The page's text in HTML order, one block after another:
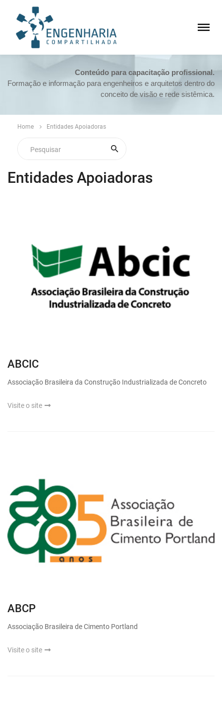
Conteúdo para capacitação profissional.
Formação e informação para engenheiros e arquitetos dentro do
conceito de visão e rede sistêmica.
Home Entidades Apoiadoras
Entidades Apoiadoras
ABCIC
Associação Brasileira da Construção Industrializada de Concreto
Visite o site
ABCP
Associação Brasileira de Cimento Portland
Visite o site